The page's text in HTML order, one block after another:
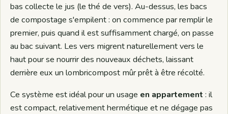
bas collecte le jus (le thé de vers). Au-dessus, les bacs
de compostage s'empilent : on commence par remplir le
premier, puis quand il est suffisamment chargé, on passe
au bac suivant. Les vers migrent naturellement vers le
haut pour se nourrir des nouveaux déchets, laissant
derrière eux un lombricompost mûr prêt à être récolté.
Ce système est idéal pour un usage en appartement : il
est compact, relativement hermétique et ne dégage pas